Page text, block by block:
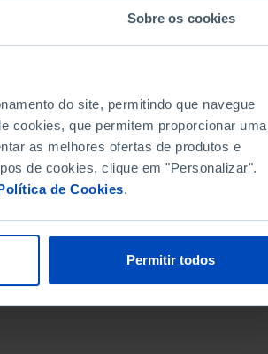
Sobre os cookies
do site, permitindo que navegue
cookies, que permitem proporcionar uma
as melhores ofertas de produtos e
de cookies, clique em "Personalizar".
de Cookies.
Permitir todos
Mais relevante